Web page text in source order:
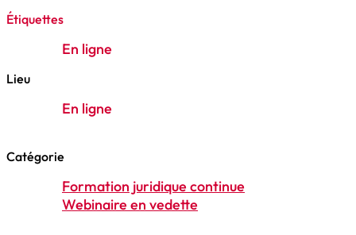
Étiquettes
En ligne
Lieu
En ligne
Catégorie
Formation juridique continue
Webinaire en vedette